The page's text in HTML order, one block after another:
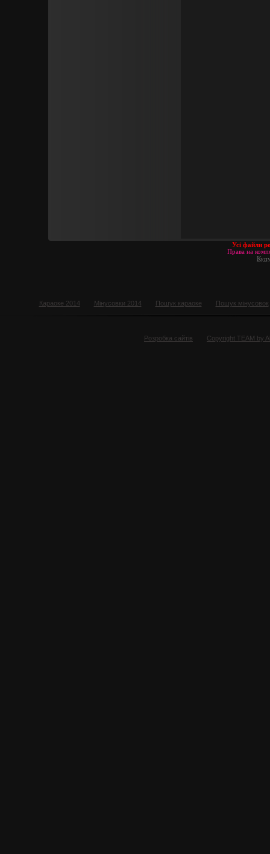
Усі файли
Права на
Караоке 2014 Мінусовки 2014 Пошук караоке Пошук мінусовок
Розробка сайтів Copyright TEAM by